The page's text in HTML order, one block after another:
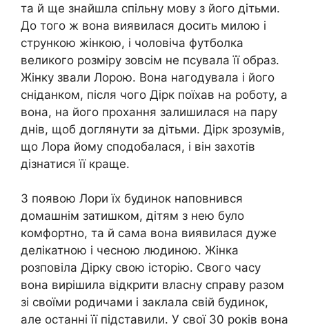
та й ще знайшла спільну мову з його дітьми.
До того ж вона виявилася досить милою і
стрункою жінкою, і чоловіча футболка
великого розміру зовсім не псувала її образ.
Жінку звали Лорою. Вона нагодувала і його
сніданком, після чого Дірк поїхав на роботу, а
вона, на його прохання залишилася на пару
днів, щоб доглянути за дітьми. Дірк зрозумів,
що Лора йому сподобалася, і він захотів
дізнатися її краще.
З появою Лори їх будинок наповнився
домашнім затишком, дітям з нею було
комфортно, та й сама вона виявилася дуже
делікатною і чесною людиною. Жінка
розповіла Дірку свою історію. Свого часу
вона вирішила відкрити власну справу разом
зі своїми родичами і заклала свій будинок,
але останні її підставили. У свої 30 років вона